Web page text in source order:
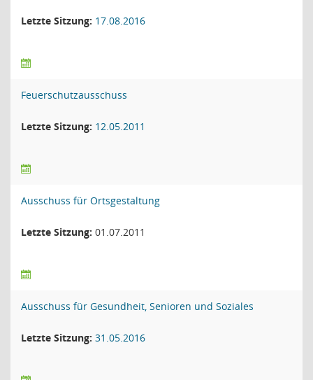
Letzte Sitzung: 17.08.2016
Feuerschutzausschuss
Letzte Sitzung: 12.05.2011
Ausschuss für Ortsgestaltung
Letzte Sitzung: 01.07.2011
Ausschuss für Gesundheit, Senioren und Soziales
Letzte Sitzung: 31.05.2016